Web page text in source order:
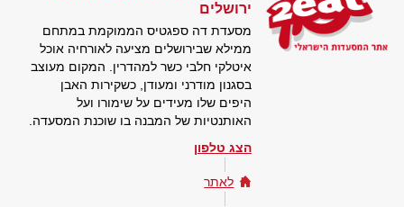
ירושלים
מסעדת דה ספגטיס הממוקמת במתחם
ממילא שבירושלים מציעה לאורחיה אוכל
איטלקי חלבי כשר למהדרין. המקום מעוצב
בסגנון מודרני ומעודן, כשקירות האבן
היפים שלו מעידים על שימורו ועל
האותנטיות של המבנה בו שוכנת המסעדה.
הצג טלפון
לאתר